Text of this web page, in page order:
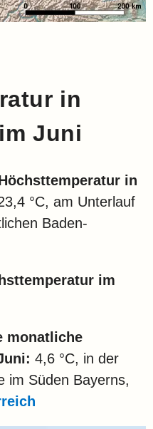
in
Juni
in
°C, am Unterlauf
Baden-
im
monatliche
4,6 °C, in der
im Süden Bayerns,